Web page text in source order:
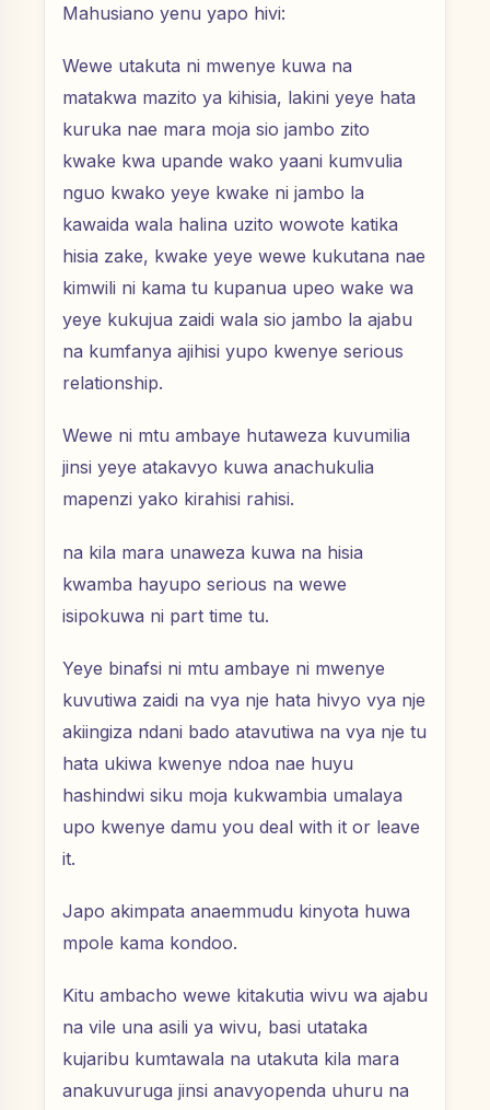
Mahusiano yenu yapo hivi:
Wewe utakuta ni mwenye kuwa na
matakwa mazito ya kihisia, lakini yeye hata
kuruka nae mara moja sio jambo zito
kwake kwa upande wako yaani kumvulia
nguo kwako yeye kwake ni jambo la
kawaida wala halina uzito wowote katika
hisia zake, kwake yeye wewe kukutana nae
kimwili ni kama tu kupanua upeo wake wa
yeye kukujua zaidi wala sio jambo la ajabu
na kumfanya ajihisi yupo kwenye serious
relationship.
Wewe ni mtu ambaye hutaweza kuvumilia
jinsi yeye atakavyo kuwa anachukulia
mapenzi yako kirahisi rahisi.
na kila mara unaweza kuwa na hisia
kwamba hayupo serious na wewe
isipokuwa ni part time tu.
Yeye binafsi ni mtu ambaye ni mwenye
kuvutiwa zaidi na vya nje hata hivyo vya nje
akiingiza ndani bado atavutiwa na vya nje tu
hata ukiwa kwenye ndoa nae huyu
hashindwi siku moja kukwambia umalaya
upo kwenye damu you deal with it or leave
it.
Japo akimpata anaemmudu kinyota huwa
mpole kama kondoo.
Kitu ambacho wewe kitakutia wivu wa ajabu
na vile una asili ya wivu, basi utataka
kujaribu kumtawala na utakuta kila mara
anakuvuruga jinsi anavyopenda uhuru na